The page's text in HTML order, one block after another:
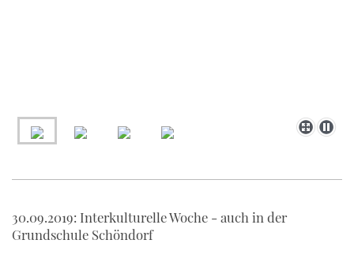
30.09.2019: Interkulturelle Woche - auch in der
Grundschule Schöndorf